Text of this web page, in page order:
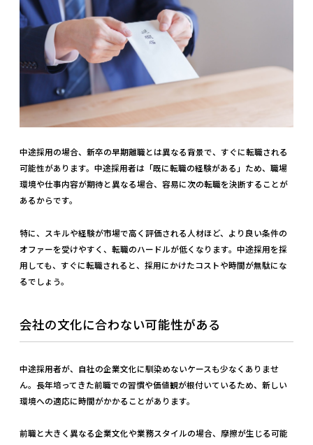
中途採用の場合、新卒の早期離職とは異なる背景で、すぐに転職される
可能性があります。中途採用者は「既に転職の経験がある」ため、職場
環境や仕事内容が期待と異なる場合、容易に次の転職を決断することが
あるからです。
特に、スキルや経験が市場で高く評価される人材ほど、より良い条件の
オファーを受けやすく、転職のハードルが低くなります。中途採用を採
用しても、すぐに転職されると、採用にかけたコストや時間が無駄にな
るでしょう。
会社の文化に合わない可能性がある
中途採用者が、自社の企業文化に馴染めないケースも少なくありませ
ん。長年培ってきた前職での習慣や価値観が根付いているため、新しい
環境への適応に時間がかかることがあります。
前職と大きく異なる企業文化や業務スタイルの場合、摩擦が生じる可能